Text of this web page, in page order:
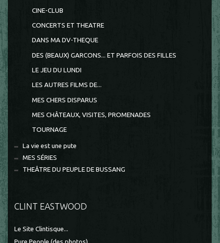
CINE-CLUB
CONCERTS ET THEATRE
DANS MA DV-THEQUE
DES (BEAUX) GARCONS... ET PARFOIS DES FILLES
LE JEU DU LUNDI
LES AUTRES FILMS DE...
MES CHERS DISPARUS
MES CHÂTEAUX, VISITES, PROMENADES
TOURNAGE
La vie est une pute
MES SÉRIES
THEÂTRE DU PEUPLE DE BUSSANG
CLINT EASTWOOD
Le Site Clintisque...